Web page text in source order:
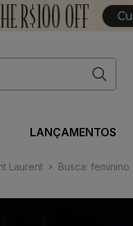
LANÇAMENTOS
Laurent Busca: feminino